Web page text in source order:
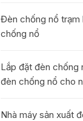
Đèn chống nổ trạm
chống nổ
Lắp đặt đèn chống
đèn chống nổ cho
Nhà máy sản xuất